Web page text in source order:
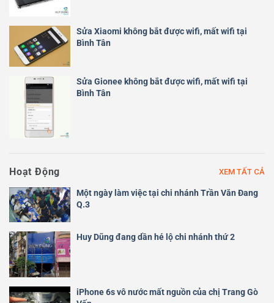
Sửa Xiaomi không bắt được wifi, mất wifi tại
Bình Tân
Sửa Gionee không bắt được wifi, mất wifi tại
Bình Tân
Hoạt Động XEM TẤT CẢ
Một ngày làm việc tại chi nhánh Trần Văn Đang
Q.3
Huy Dũng đang dần hé lộ chi nhánh thứ 2
iPhone 6s vô nước mất nguồn của chị Trang Gò